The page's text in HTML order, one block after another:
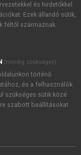
akcióiról.
tudomásul
a szotar.netés a
foglaltakat
és hirdetőkkel
Ezek állandó sütik,
féltől származnak.
(mindig szükséges)
történő
és a felhasználók
szükséges sütik közé
szabott beállításokat